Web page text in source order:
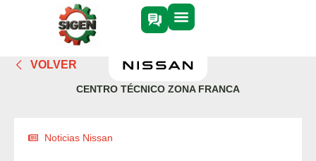
VOLVER
CENTRO TÉCNICO ZONA FRANCA
Noticias Nissan